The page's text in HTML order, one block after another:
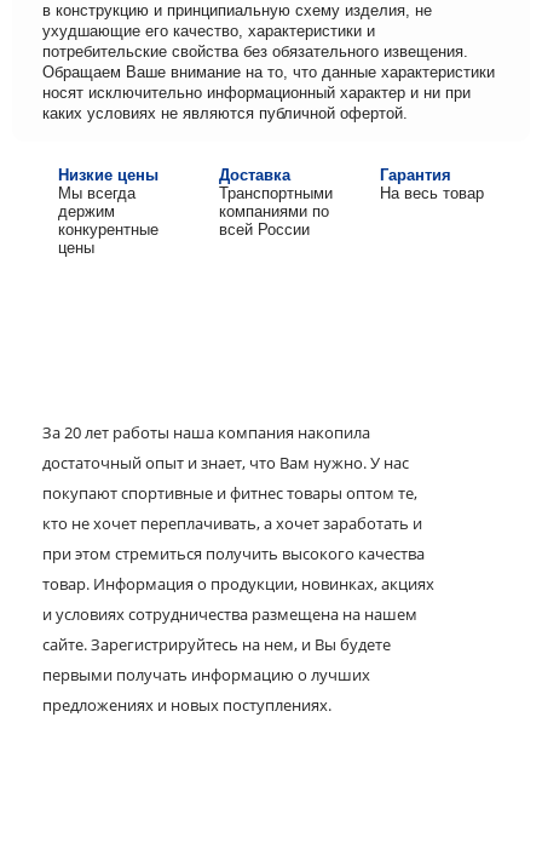
в конструкцию и принципиальную схему изделия, не
ухудшающие его качество, характеристики и
потребительские свойства без обязательного извещения.
Обращаем Ваше внимание на то, что данные характеристики
носят исключительно информационный характер и ни при
каких условиях не являются публичной офертой.
Низкие цены
Мы всегда
держим
конкурентные
цены
Доставка
Транспортными
компаниями по
всей России
Гарантия
На весь товар
За 20 лет работы наша компания накопила
достаточный опыт и знает, что Вам нужно. У нас
покупают спортивные и фитнес товары оптом те,
кто не хочет переплачивать, а хочет заработать и
при этом стремиться получить высокого качества
товар. Информация о продукции, новинках, акциях
и условиях сотрудничества размещена на нашем
сайте. Зарегистрируйтесь на нем, и Вы будете
первыми получать информацию о лучших
предложениях и новых поступлениях.